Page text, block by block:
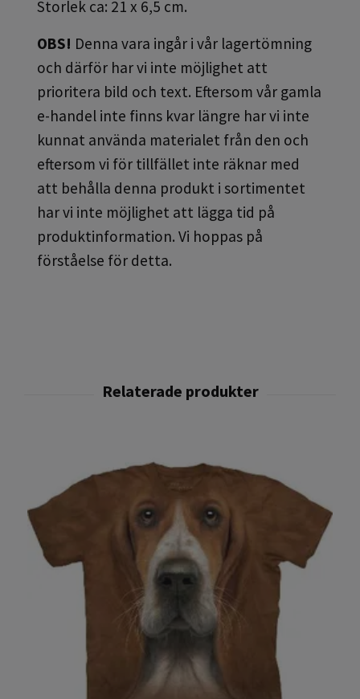
Storlek ca: 21 x 6,5 cm.
OBS! Denna vara ingår i vår lagertömning
och därför har vi inte möjlighet att
prioritera bild och text. Eftersom vår gamla
e-handel inte finns kvar längre har vi inte
kunnat använda materialet från den och
eftersom vi för tillfället inte räknar med
att behålla denna produkt i sortimentet
har vi inte möjlighet att lägga tid på
produktinformation. Vi hoppas på
förståelse för detta.